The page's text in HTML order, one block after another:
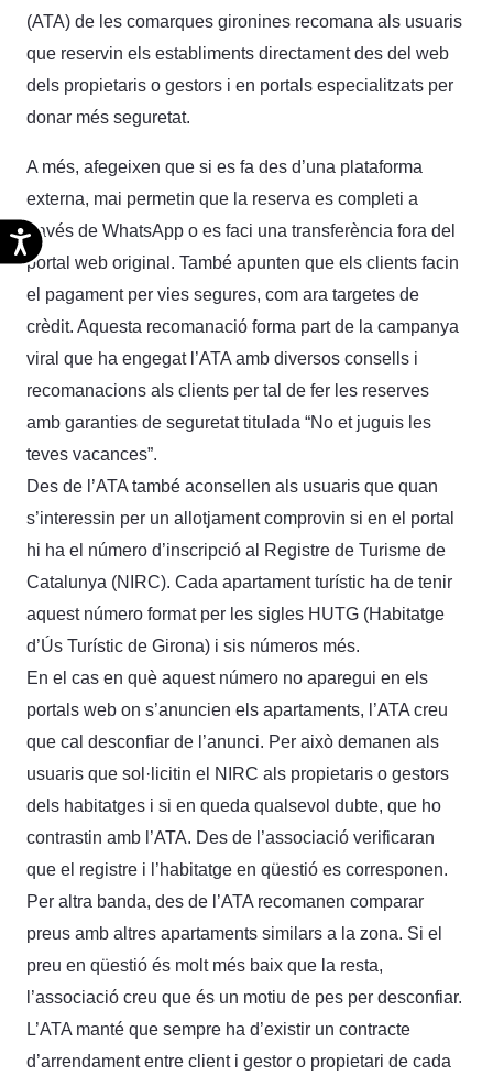
Accesibilidad
(ATA) de les comarques gironines recomana als usuaris
que reservin els establiments directament des del web
dels propietaris o gestors i en portals especialitzats per
donar més seguretat.
A més, afegeixen que si es fa des d’una plataforma
externa, mai permetin que la reserva es completi a
través de WhatsApp o es faci una transferència fora del
portal web original. També apunten que els clients facin
el pagament per vies segures, com ara targetes de
crèdit. Aquesta recomanació forma part de la campanya
viral que ha engegat l’ATA amb diversos consells i
recomanacions als clients per tal de fer les reserves
amb garanties de seguretat titulada “No et juguis les
teves vacances”.
Des de l’ATA també aconsellen als usuaris que quan
s’interessin per un allotjament comprovin si en el portal
hi ha el número d’inscripció al Registre de Turisme de
Catalunya (NIRC). Cada apartament turístic ha de tenir
aquest número format per les sigles HUTG (Habitatge
d’Ús Turístic de Girona) i sis números més.
En el cas en què aquest número no aparegui en els
portals web on s’anuncien els apartaments, l’ATA creu
que cal desconfiar de l’anunci. Per això demanen als
usuaris que sol·licitin el NIRC als propietaris o gestors
dels habitatges i si en queda qualsevol dubte, que ho
contrastin amb l’ATA. Des de l’associació verificaran
que el registre i l’habitatge en qüestió es corresponen.
Per altra banda, des de l’ATA recomanen comparar
preus amb altres apartaments similars a la zona. Si el
preu en qüestió és molt més baix que la resta,
l’associació creu que és un motiu de pes per desconfiar.
L’ATA manté que sempre ha d’existir un contracte
d’arrendament entre client i gestor o propietari de cada